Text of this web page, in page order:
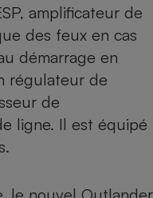
amplificateur de
des feux en cas
démarrage en
régulateur de
de
ligne. Il est équipé